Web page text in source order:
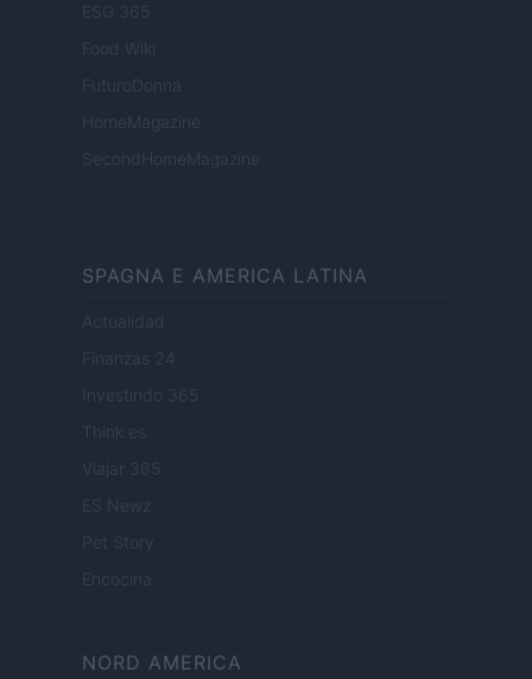
ESG 365
Food Wiki
FuturoDonna
HomeMagazine
SecondHomeMagazine
SPAGNA E AMERICA LATINA
Actualidad
Finanzas 24
Investindo 365
Viajar 365
ES Newz
Pet Story
Encocina
NORD AMERICA